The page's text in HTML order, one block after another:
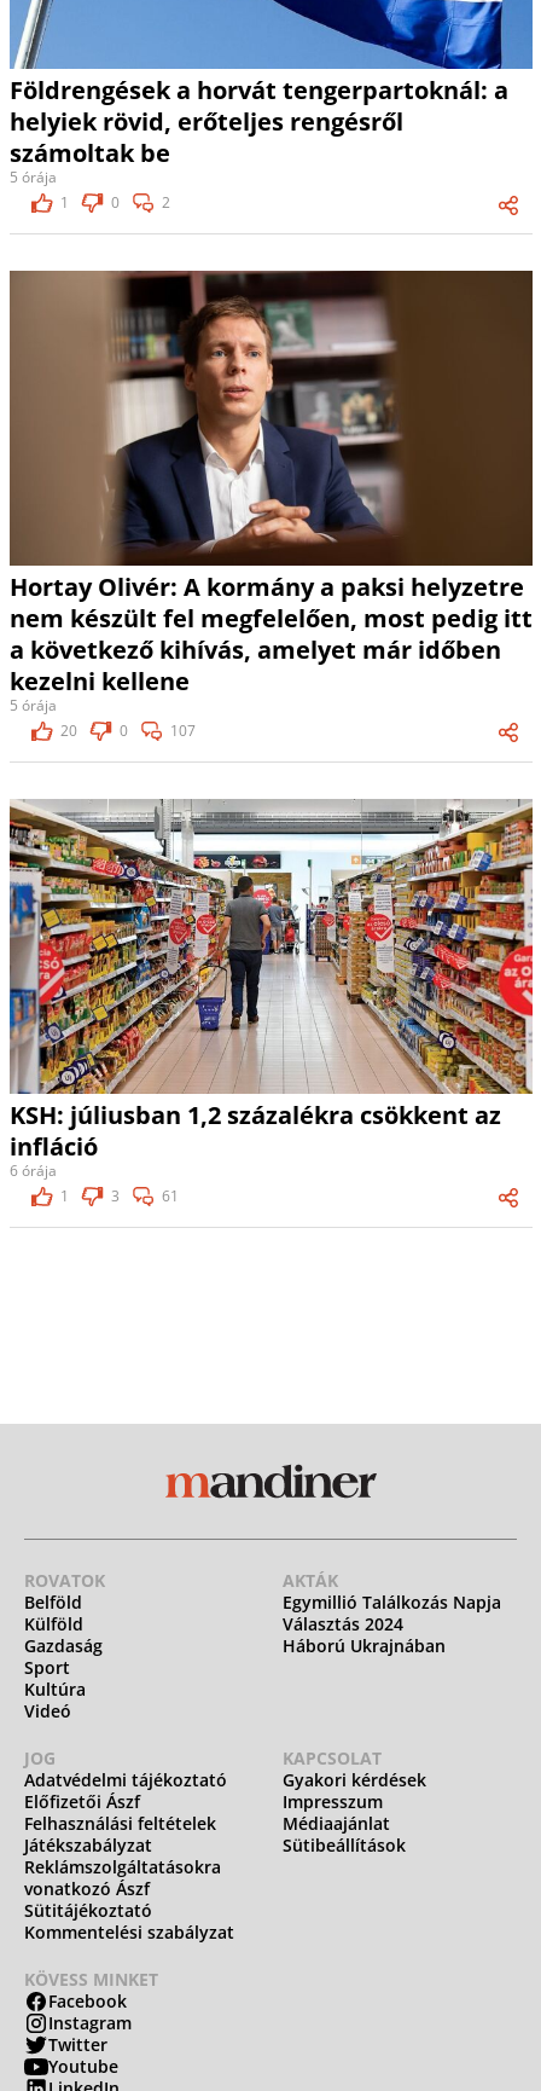
Földrengések a horvát tengerpartoknál: a
helyiek rövid, erőteljes rengésről
számoltak be
5 órája
1
0 2
Hortay Olivér: A kormány a paksi helyzetre
nem készült fel megfelelően, most pedig itt
a következő kihívás, amelyet már időben
kezelni kellene
5 órája
20
0 107
KSH: júliusban 1,2 százalékra csökkent az
infláció
6 órája
1
3 61
ROVATOK
Belföld
Külföld
Gazdaság
Sport
Kultúra
Videó
AKTÁK
Egymillió Találkozás Napja
Választás 2024
Háború Ukrajnában
JOG
Adatvédelmi tájékoztató
Előfizetői Ászf
Felhasználási feltételek
Játékszabályzat
Reklámszolgáltatásokra
vonatkozó Ászf
Sütitájékoztató
Kommentelési szabályzat
KAPCSOLAT
Gyakori kérdések
Impresszum
Médiaajánlat
Sütibeállítások
KÖVESS MINKET
Facebook
Instagram
Twitter
Youtube